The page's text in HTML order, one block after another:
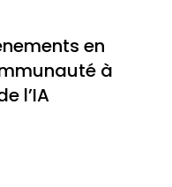
en
à
l’IA